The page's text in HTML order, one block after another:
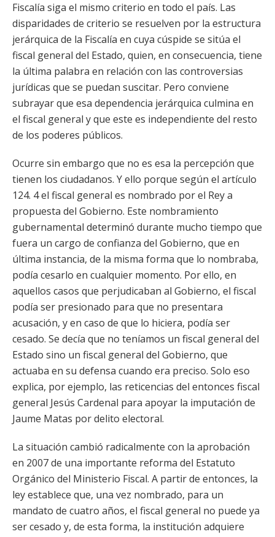
Fiscalía siga el mismo criterio en todo el país. Las
disparidades de criterio se resuelven por la estructura
jerárquica de la Fiscalía en cuya cúspide se sitúa el
fiscal general del Estado, quien, en consecuencia, tiene
la última palabra en relación con las controversias
jurídicas que se puedan suscitar. Pero conviene
subrayar que esa dependencia jerárquica culmina en
el fiscal general y que este es independiente del resto
de los poderes públicos.
Ocurre sin embargo que no es esa la percepción que
tienen los ciudadanos. Y ello porque según el artículo
124. 4 el fiscal general es nombrado por el Rey a
propuesta del Gobierno. Este nombramiento
gubernamental determinó durante mucho tiempo que
fuera un cargo de confianza del Gobierno, que en
última instancia, de la misma forma que lo nombraba,
podía cesarlo en cualquier momento. Por ello, en
aquellos casos que perjudicaban al Gobierno, el fiscal
podía ser presionado para que no presentara
acusación, y en caso de que lo hiciera, podía ser
cesado. Se decía que no teníamos un fiscal general del
Estado sino un fiscal general del Gobierno, que
actuaba en su defensa cuando era preciso. Solo eso
explica, por ejemplo, las reticencias del entonces fiscal
general Jesús Cardenal para apoyar la imputación de
Jaume Matas por delito electoral.
La situación cambió radicalmente con la aprobación
en 2007 de una importante reforma del Estatuto
Orgánico del Ministerio Fiscal. A partir de entonces, la
ley establece que, una vez nombrado, para un
mandato de cuatro años, el fiscal general no puede ya
ser cesado y, de esta forma, la institución adquiere